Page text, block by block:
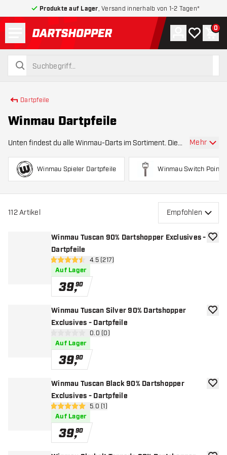
Produkte auf Lager , Versand innerhalb von 1-2 Tagen*
zurück zur Startseite
suchen
suchen
Konto
Meine 0
Dartpfeile
Winmau Dartpfeile
Unten findest du alle Winmau-Darts im Sortiment. Die
hervorragender Qualität und werden von Topspielern wie
Daryl Gurney , Brendan Dolan , Mervyn King ,
Mehr
Winmau Spieler Dartpfeile Winmau Switch Point
112Artikel Empfohlen
Winmau Tuscan 90% Dartshopper Exclusives -
Dartpfeile
Bewertungsbereich öffnen
4.5 Bewertungssterne
4.5 (217)
Auf Lager
39,90
Zur
Winmau Tuscan Silver 90% Dartshopper
Exclusives - Dartpfeile
Bewertungsbereich öffnen
0 Bewertungssterne
0.0 (0)
Auf Lager
39,90
Zur
Winmau Tuscan Black 90% Dartshopper
Exclusives - Dartpfeile
Bewertungsbereich öffnen
5 Bewertungssterne
5.0 (1)
Auf Lager
39,90
Zur